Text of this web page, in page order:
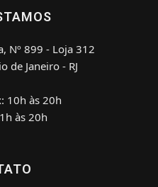
Nº 899 - Loja 312
de Janeiro - RJ
10h às 20h
às 20h